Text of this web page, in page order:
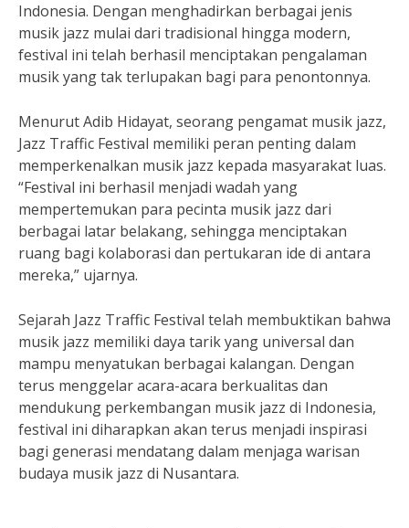
Indonesia. Dengan menghadirkan berbagai jenis
musik jazz mulai dari tradisional hingga modern,
festival ini telah berhasil menciptakan pengalaman
musik yang tak terlupakan bagi para penontonnya.
Menurut Adib Hidayat, seorang pengamat musik jazz,
Jazz Traffic Festival memiliki peran penting dalam
memperkenalkan musik jazz kepada masyarakat luas.
“Festival ini berhasil menjadi wadah yang
mempertemukan para pecinta musik jazz dari
berbagai latar belakang, sehingga menciptakan
ruang bagi kolaborasi dan pertukaran ide di antara
mereka,” ujarnya.
Sejarah Jazz Traffic Festival telah membuktikan bahwa
musik jazz memiliki daya tarik yang universal dan
mampu menyatukan berbagai kalangan. Dengan
terus menggelar acara-acara berkualitas dan
mendukung perkembangan musik jazz di Indonesia,
festival ini diharapkan akan terus menjadi inspirasi
bagi generasi mendatang dalam menjaga warisan
budaya musik jazz di Nusantara.